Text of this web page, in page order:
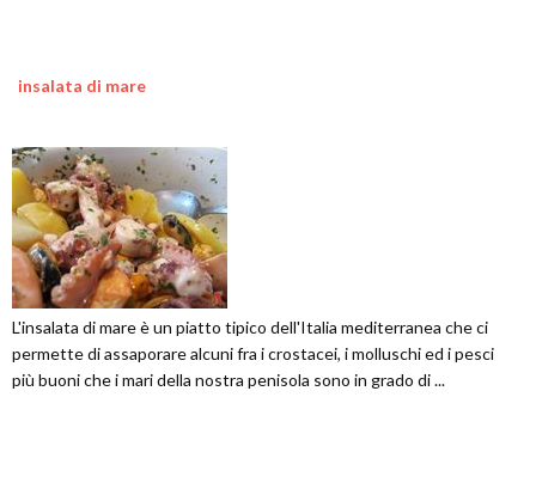
insalata di mare
L'insalata di mare è un piatto tipico dell'Italia mediterranea che ci
permette di assaporare alcuni fra i crostacei, i molluschi ed i pesci
più buoni che i mari della nostra penisola sono in grado di ...